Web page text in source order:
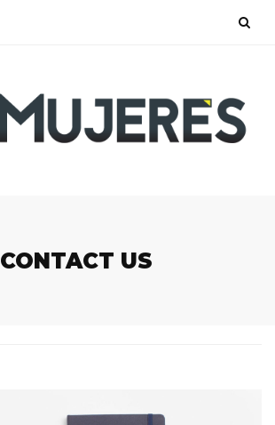
CONTACT US